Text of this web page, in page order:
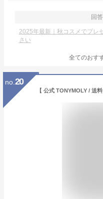
回
2025年最新｜秋コスメでプレ
さい
全てのおす
no. 20